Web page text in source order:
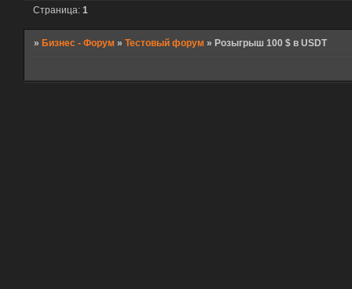
Страница:1
» Бизнес - Форум »Тестовый форум » Розыгрыш 100 $ в USDT